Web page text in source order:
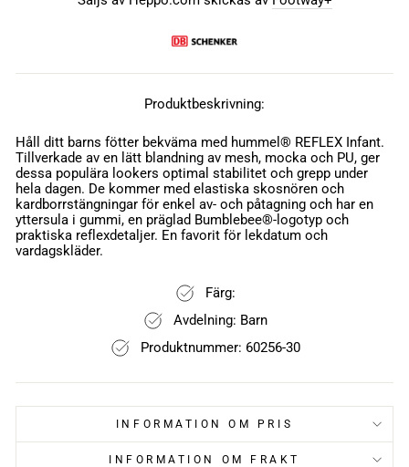
Produktbeskrivning:
Håll ditt barns fötter bekväma med hummel® REFLEX Infant.
Tillverkade av en lätt blandning av mesh, mocka och PU, ger
dessa populära lookers optimal stabilitet och grepp under
hela dagen. De kommer med elastiska skosnören och
kardborrstängningar för enkel av- och påtagning och har en
yttersula i gummi, en präglad Bumblebee®-logotyp och
praktiska reflexdetaljer. En favorit för lekdatum och
vardagskläder.
Färg:
Avdelning: Barn
Produktnummer: 60256-30
INFORMATION OM PRIS
INFORMATION OM FRAKT